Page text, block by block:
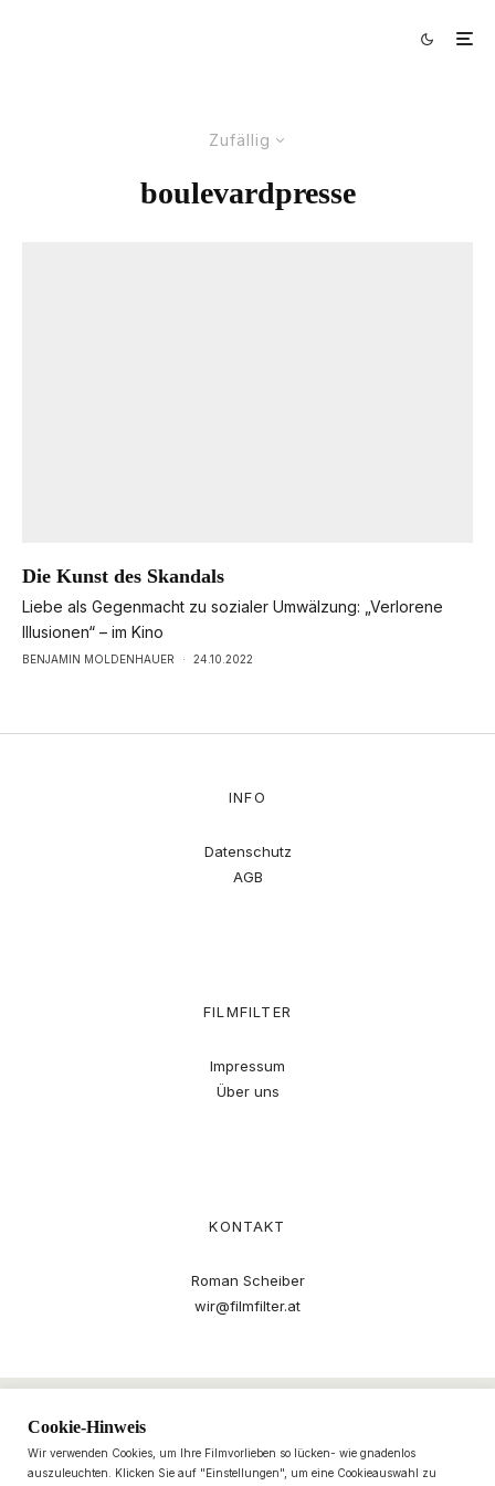
Zufällig
boulevardpresse
Die Kunst des Skandals
Liebe als Gegenmacht zu sozialer Umwälzung: „Verlorene
Illusionen“ – im Kino
BENJAMIN MOLDENHAUER · 24.10.2022
INFO
Datenschutz
AGB
FILMFILTER
Impressum
Über uns
KONTAKT
Roman Scheiber
wir@filmfilter.at
Cookie-Hinweis
Wir verwenden Cookies, um Ihre Filmvorlieben so lücken- wie gnadenlos
auszuleuchten. Klicken Sie auf "Einstellungen", um eine Cookieauswahl zu